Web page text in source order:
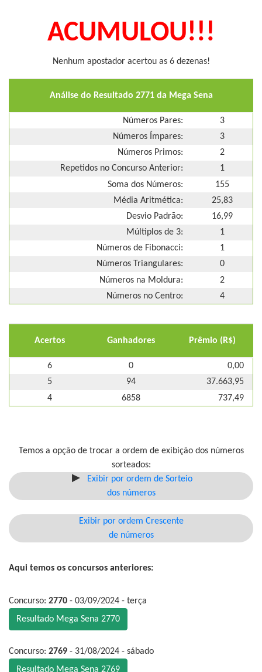
ACUMULOU!!!
Nenhum apostador acertou as 6 dezenas!
Análise do Resultado 2771 da Mega Sena
Números Pares:
3
Números Ímpares:
3
Números Primos:
2
Repetidos no Concurso Anterior:
1
Soma dos Números:
155
Média Aritmética:
25,83
Desvio Padrão:
16,99
Múltiplos de 3:
1
Números de Fibonacci:
1
Números Triangulares:
0
Números na Moldura:
2
Números no Centro:
4
Acertos Ganhadores Prêmio (R$)
6 0
0,00
5
94
37.663,95
4
6858 737,49
Temos a opção de trocar a ordem de exibição dos números
sorteados:
Exibir por ordem de Sorteio
dos números
Exibir por ordem Crescente
de números
Aqui temos os concursos anteriores:
Concurso: 2770 - 03/09/2024 - terça
Resultado Mega Sena 2770
Concurso: 2769 - 31/08/2024 - sábado
Resultado Mega Sena 2769